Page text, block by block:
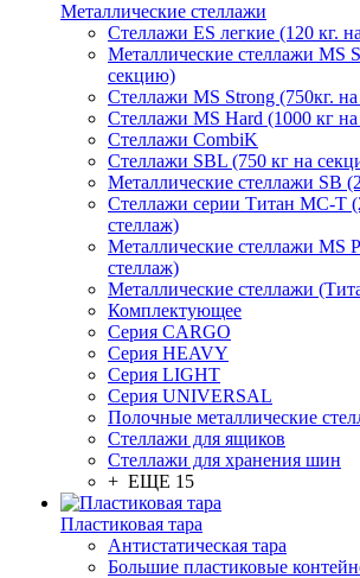
Металлические стеллажи
Стеллажи ES легкие (120 кг.
Металлические стеллажи MS
секцию)
Стеллажи MS Strong (750кг.
Стеллажи MS Hard (1000 кг
Стеллажи CombiK
Стеллажи SBL (750 кг на
Металлические стеллажи SB
Стеллажи серии Титан МС-Т
стеллаж)
Металлические стеллажи MS
стеллаж)
Металлические стеллажи
Комплектующее
Серия CARGO
Серия HEAVY
Серия LIGHT
Серия UNIVERSAL
Полочные металлические
Стеллажи для ящиков
Стеллажи для хранения шин
+ ЕЩЕ 15
Пластиковая тара
Антистатическая тара
Большие пластиковые